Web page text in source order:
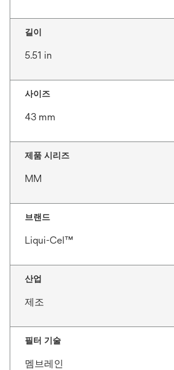
길이
5.51 in
사이즈
43 mm
제품 시리즈
MM
브랜드
Liqui-Cel™
산업
제조
필터 기술
멤브레인